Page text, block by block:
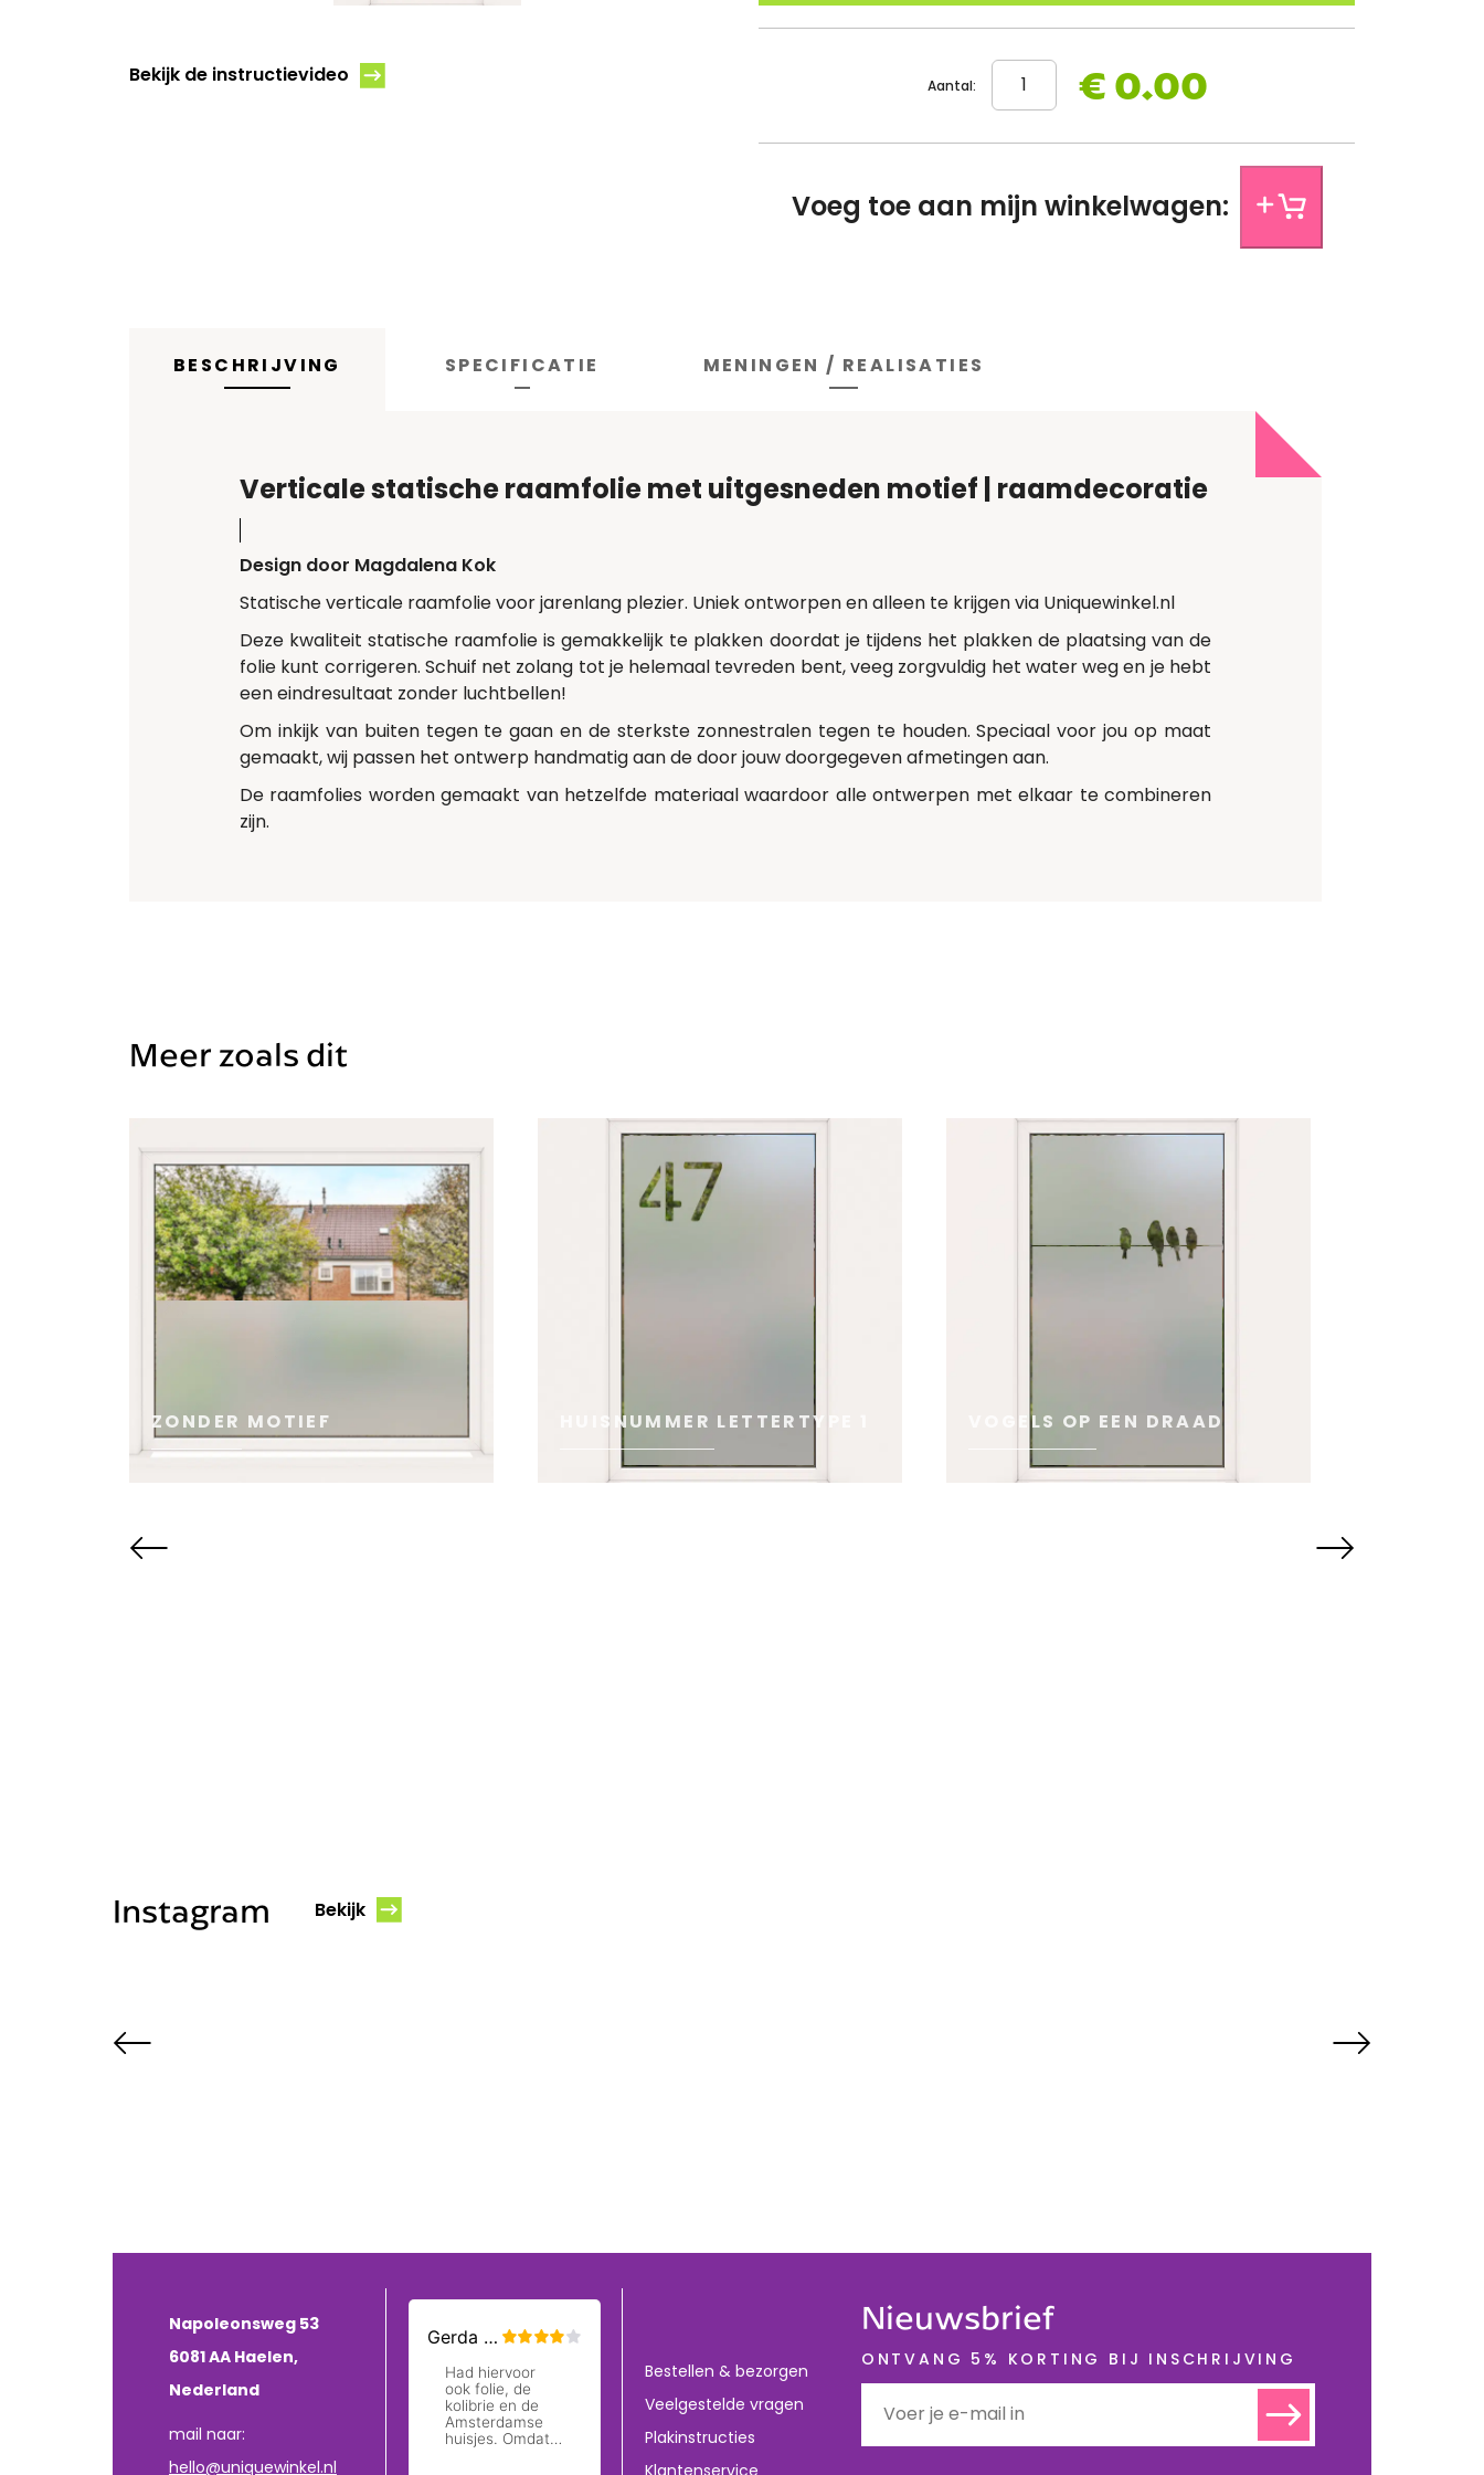
Bekijk de instructievideo
Het ontwerp x aantal centimeter van de onderzijde van de folie, afgeronde hoeken
of andere opmerkingen over het ontwerp van jouw folie? Laat het ons weten.
Aantal: € 0.00
Voeg toe aan mijn winkelwagen:
BESCHRIJVING SPECIFICATIE MENINGEN / REALISATIES
Verticale statische raamfolie met uitgesneden motief | raamdecoratie
Design door Magdalena Kok
Statische verticale raamfolie voor jarenlang plezier. Uniek ontworpen en alleen te krijgen via Uniquewinkel.nl
Deze kwaliteit statische raamfolie is gemakkelijk te plakken doordat je tijdens het plakken de plaatsing van de
folie kunt corrigeren. Schuif net zolang tot je helemaal tevreden bent, veeg zorgvuldig het water weg en je hebt
een eindresultaat zonder luchtbellen!
Om inkijk van buiten tegen te gaan en de sterkste zonnestralen tegen te houden. Speciaal voor jou op maat
gemaakt, wij passen het ontwerp handmatig aan de door jouw doorgegeven afmetingen aan.
De raamfolies worden gemaakt van hetzelfde materiaal waardoor alle ontwerpen met elkaar te combineren
zijn.
Meer zoals dit
ZONDER MOTIEF HUISNUMMER LETTERTYPE 1 VOGELS OP EEN DRAAD
Instagram Bekijk
Napoleonsweg 53
6081 AA Haelen,
Nederland
mail naar:
hello@uniquewinkel.nl
Bestellen & bezorgen
Veelgestelde vragen
Plakinstructies
Klantenservice
Nieuwsbrief
ONTVANG 5% KORTING BIJ INSCHRIJVING